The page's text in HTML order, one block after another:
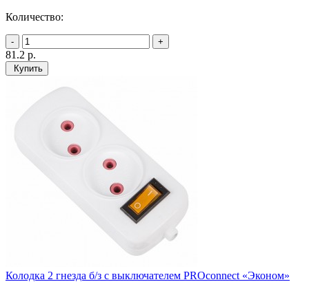
Количество:
81.2 р.
Купить
Колодка 2 гнезда б/з с выключателем PROconnect «Эконом»